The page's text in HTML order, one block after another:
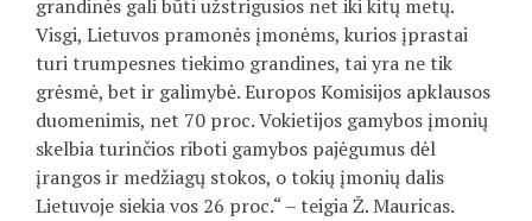
grandinės gali būti užstrigusios net iki kitų metų.
Visgi, Lietuvos pramonės įmonėms, kurios įprastai
turi trumpesnes tiekimo grandines, tai yra ne tik
grėsmė, bet ir galimybė. Europos Komisijos apklausos
duomenimis, net 70 proc. Vokietijos gamybos įmonių
skelbia turinčios riboti gamybos pajėgumus dėl
įrangos ir medžiagų stokos, o tokių įmonių dalis
Lietuvoje siekia vos 26 proc.“ – teigia Ž. Mauricas.